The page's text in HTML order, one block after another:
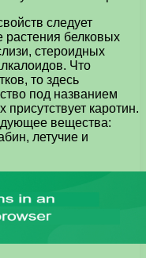
следует
растения белковых
стероидных
Что
то здесь
под названием
каротин.
вещества:
летучие и